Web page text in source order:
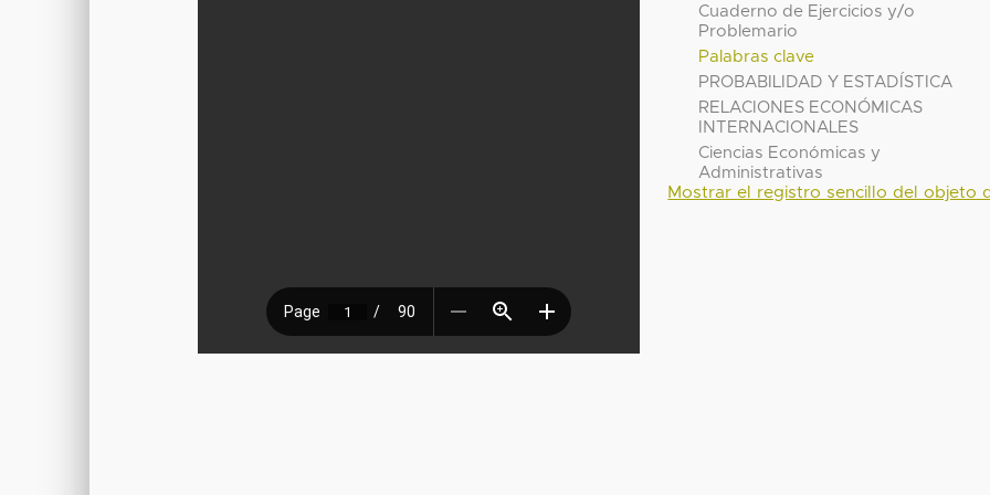
Cuaderno de Ejercicios y/o
Problemario
Palabras clave
PROBABILIDAD Y ESTADÍSTICA
RELACIONES ECONÓMICAS
INTERNACIONALES
Ciencias Económicas y
Administrativas
Mostrar el registro sencillo del objeto